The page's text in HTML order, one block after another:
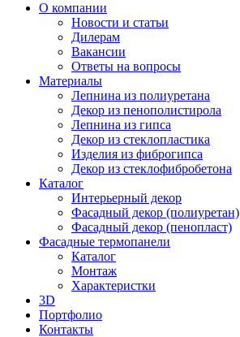
О компании
Новости и статьи
Дилерам
Вакансии
Ответы на вопросы
Материалы
Лепнина из полиуретана
Декор из пенополистирола
Лепнина из гипса
Декор из стеклопластика
Изделия из фиброгипса
Декор из стеклофибробетона
Каталог
Интерьерный декор
Фасадный декор (полиуретан)
Фасадный декор (пенопласт)
Фасадные термопанели
Каталог
Монтаж
Характеристки
3D
Портфолио
Контакты